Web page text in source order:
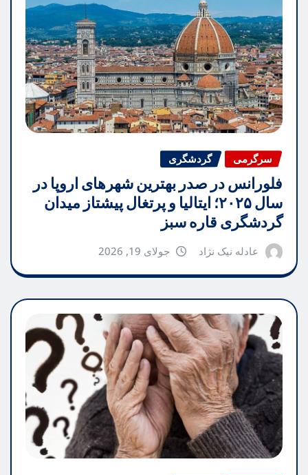
سرگرمی گردشگری
فلورانس در صدر بهترین شهرهای اروپا در
سال ۲۰۲۵؛ ایتالیا و پرتغال پیشتاز میدان
گردشگری قاره سبز
عادله نیک نژاد جولای 19, 2026